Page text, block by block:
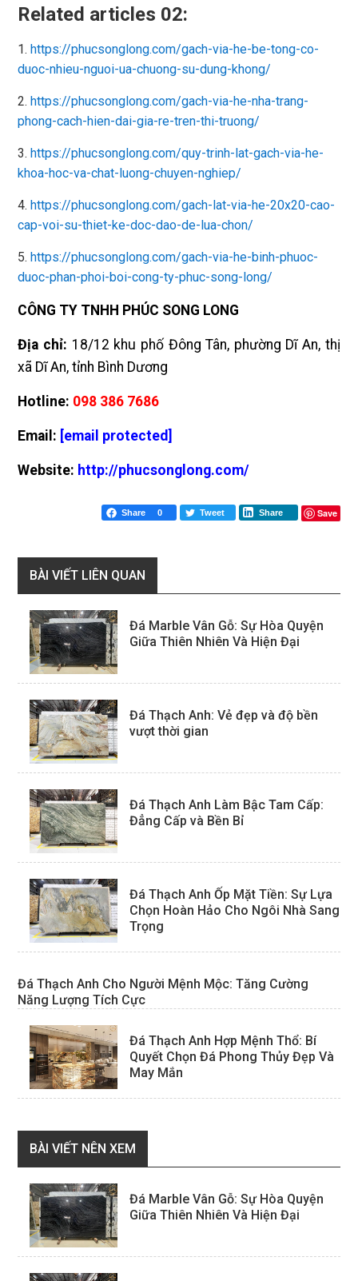
Related articles 02:
1. https://phucsonglong.com/gach-via-he-be-tong-co-
duoc-nhieu-nguoi-ua-chuong-su-dung-khong/
2. https://phucsonglong.com/gach-via-he-nha-trang-
phong-cach-hien-dai-gia-re-tren-thi-truong/
3. https://phucsonglong.com/quy-trinh-lat-gach-via-he-
khoa-hoc-va-chat-luong-chuyen-nghiep/
4. https://phucsonglong.com/gach-lat-via-he-20x20-cao-
cap-voi-su-thiet-ke-doc-dao-de-lua-chon/
5. https://phucsonglong.com/gach-via-he-binh-phuoc-
duoc-phan-phoi-boi-cong-ty-phuc-song-long/
CÔNG TY TNHH PHÚC SONG LONG
Địa chỉ: 18/12 khu phố Đông Tân, phường Dĩ An, thị
xã Dĩ An, tỉnh Bình Dương
Hotline: 098 386 7686
Email: [email protected]
Website: http://phucsonglong.com/
Share 0 Tweet Share Save
BÀI VIẾT LIÊN QUAN
Đá Marble Vân Gỗ: Sự Hòa Quyện
Giữa Thiên Nhiên Và Hiện Đại
Đá Thạch Anh: Vẻ đẹp và độ bền
vượt thời gian
Đá Thạch Anh Làm Bậc Tam Cấp:
Đẳng Cấp và Bền Bỉ
Đá Thạch Anh Ốp Mặt Tiền: Sự Lựa
Chọn Hoàn Hảo Cho Ngôi Nhà Sang
Trọng
Đá Thạch Anh Cho Người Mệnh Mộc: Tăng Cường
Năng Lượng Tích Cực
Đá Thạch Anh Hợp Mệnh Thổ: Bí
Quyết Chọn Đá Phong Thủy Đẹp Và
May Mắn
BÀI VIẾT NÊN XEM
Đá Marble Vân Gỗ: Sự Hòa Quyện
Giữa Thiên Nhiên Và Hiện Đại